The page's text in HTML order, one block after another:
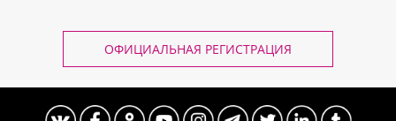
ОФИЦИАЛЬНАЯ РЕГИСТРАЦИЯ